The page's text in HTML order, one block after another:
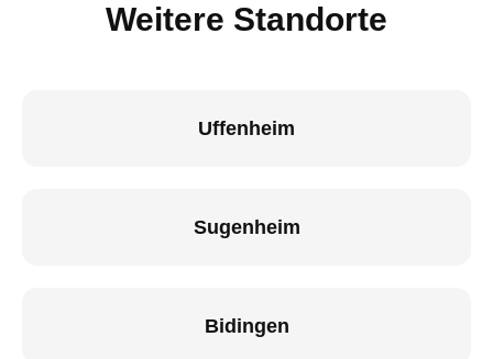
Weitere Standorte
Uffenheim
Sugenheim
Bidingen